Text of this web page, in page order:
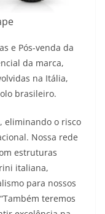
e Pós-venda da
da marca,
na Itália,
brasileiro.
eliminando o risco
Nossa rede
estruturas
italiana,
para nossos
teremos